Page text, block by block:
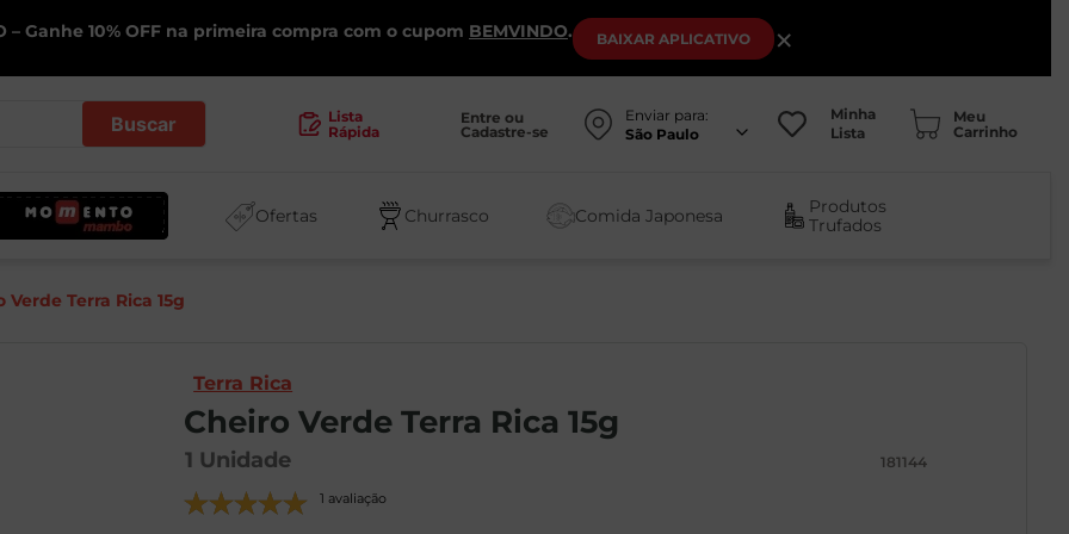
– Ganhe 10% OFF na primeira compra com o cupom BEMVINDO. BAIXAR APLICATIVO ×
Lista
Rápida
Entre ou
Cadastre-se
Enviar para:
São Paulo
Minha
Lista
Ofertas Churrasco Comida Japonesa
Produtos
Trufados
Verde Terra Rica 15g
Terra Rica
Cheiro Verde Terra Rica 15g
1 Unidade 181144
1 avaliação